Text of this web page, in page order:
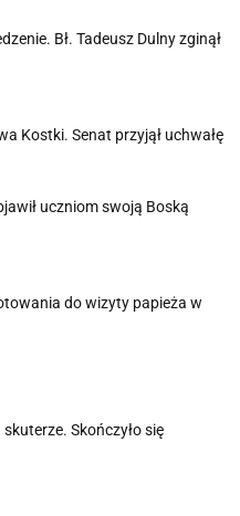
Bł. Tadeusz Dulny zginął
Kostki. Senat przyjął uchwałę
uczniom swoją Boską
do wizyty papieża w
Skończyło się